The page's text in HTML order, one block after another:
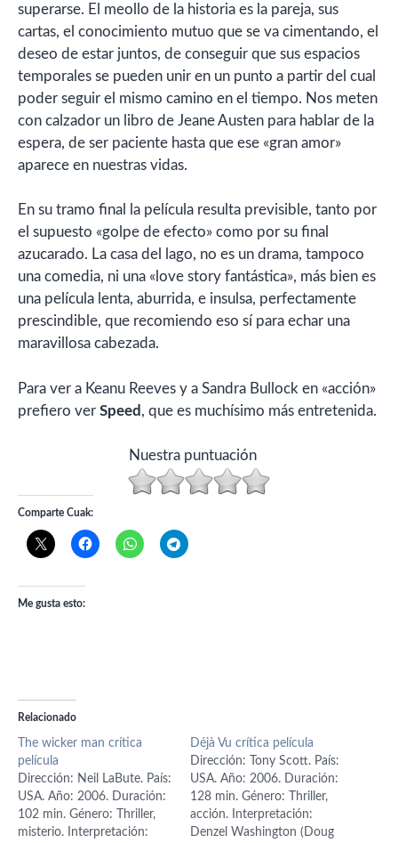
superarse. El meollo de la historia es la pareja, sus
cartas, el conocimiento mutuo que se va cimentando, el
deseo de estar juntos, de conseguir que sus espacios
temporales se pueden unir en un punto a partir del cual
poder seguir el mismo camino en el tiempo. Nos meten
con calzador un libro de Jeane Austen para hablar de la
espera, de ser paciente hasta que ese «gran amor»
aparece en nuestras vidas.
En su tramo final la película resulta previsible, tanto por
el supuesto «golpe de efecto» como por su final
azucarado. La casa del lago, no es un drama, tampoco
una comedia, ni una «love story fantástica», más bien es
una película lenta, aburrida, e insulsa, perfectamente
prescindible, que recomiendo eso sí para echar una
maravillosa cabezada.
Para ver a Keanu Reeves y a Sandra Bullock en «acción»
prefiero ver Speed , que es muchísimo más entretenida.
Nuestra puntuación
Comparte Cuak:
Me gusta esto:
Relacionado
The wicker man crítica
película
Dirección: Neil LaBute. País:
USA. Año: 2006. Duración:
102 min. Género: Thriller,
misterio. Interpretación:
Déjà Vu crítica película
Dirección: Tony Scott. País:
USA. Año: 2006. Duración:
128 min. Género: Thriller,
acción. Interpretación:
Denzel Washington (Doug